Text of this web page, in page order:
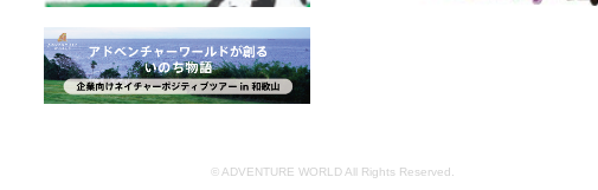
© ADVENTURE WORLD All Rights Reserved.